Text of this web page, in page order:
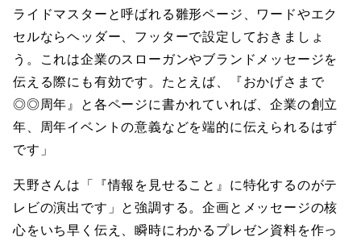
ライドマスターと呼ばれる雛形ページ、ワードやエク
セルならヘッダー、フッターで設定しておきましょ
う。これは企業のスローガンやブランドメッセージを
伝える際にも有効です。たとえば、『おかげさまで
◎◎周年』と各ページに書かれていれば、企業の創立
年、周年イベントの意義などを端的に伝えられるはず
です」
天野さんは「『情報を見せること』に特化するのがテ
レビの演出です」と強調する。企画とメッセージの核
心をいち早く伝え、瞬時にわかるプレゼン資料を作っ